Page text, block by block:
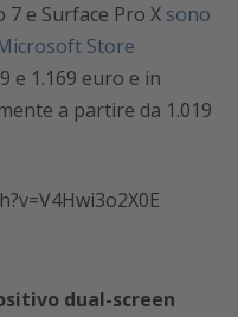
e Surface Pro X sono
Store
e 1.169 euro e in
a partire da 1.019
dual-screen